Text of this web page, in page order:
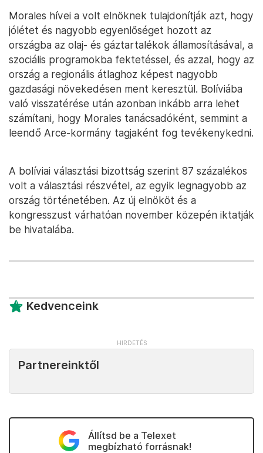
Morales hívei a volt elnöknek tulajdonítják azt, hogy
jólétet és nagyobb egyenlőséget hozott az
országba az olaj- és gáztartalékok államosításával, a
szociális programokba fektetéssel, és azzal, hogy az
ország a regionális átlaghoz képest nagyobb
gazdasági növekedésen ment keresztül. Bolíviába
való visszatérése után azonban inkább arra lehet
számítani, hogy Morales tanácsadóként, semmint a
leendő Arce-kormány tagjaként fog tevékenykedni.
A bolíviai választási bizottság szerint 87 százalékos
volt a választási részvétel, az egyik legnagyobb az
ország történetében. Az új elnököt és a
kongresszust várhatóan november közepén iktatják
be hivatalába.
Kedvenceink
Partnereinktől
Állítsd be a Telexet
megbízható forrásnak!